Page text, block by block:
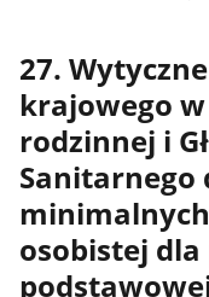
27.
krajowego
rodzinnej i
Sanitarnego
osobistej